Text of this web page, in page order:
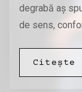
degrabă aș
de sens,
Citește